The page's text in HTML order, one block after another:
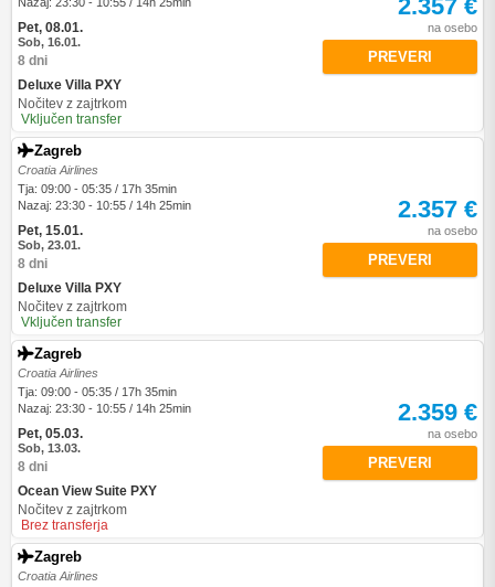
Pet, 08.01.
Sob, 16.01.
8 dni
Deluxe Villa PXY
Nočitev z zajtrkom
Vključen transfer
2.357 €
na osebo
PREVERI
Zagreb
Croatia Airlines
Tja: 09:00 - 05:35 / 17h 35min
Nazaj: 23:30 - 10:55 / 14h 25min
Pet, 15.01.
Sob, 23.01.
8 dni
Deluxe Villa PXY
Nočitev z zajtrkom
Vključen transfer
2.357 €
na osebo
PREVERI
Zagreb
Croatia Airlines
Tja: 09:00 - 05:35 / 17h 35min
Nazaj: 23:30 - 10:55 / 14h 25min
Pet, 05.03.
Sob, 13.03.
8 dni
Ocean View Suite PXY
Nočitev z zajtrkom
Brez transferja
2.359 €
na osebo
PREVERI
Zagreb
Croatia Airlines